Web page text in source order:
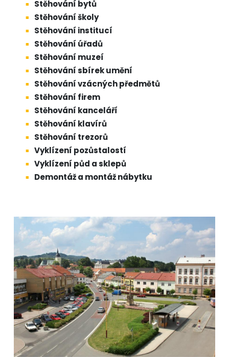
Stěhování bytů
Stěhování školy
Stěhování institucí
Stěhování úřadů
Stěhování muzeí
Stěhování sbírek umění
Stěhování vzácných předmětů
Stěhování firem
Stěhování kanceláří
Stěhování klavírů
Stěhování trezorů
Vyklízení pozůstalostí
Vyklízení půd a sklepů
Demontáž a montáž nábytku